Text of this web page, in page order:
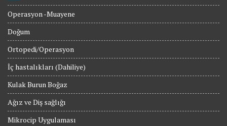
Operasyon -Muayene
Doğum
Ortopedi/Operasyon
İç hastalıkları (Dahiliye)
Kulak Burun Boğaz
Ağız ve Diş sağlığı
Mikrocip Uygulaması